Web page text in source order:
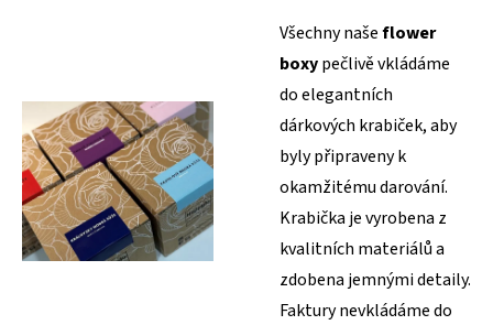
Všechny našeflower
boxypečlivě vkládáme
do elegantních
dárkových krabiček, aby
byly připraveny k
okamžitému darování.
Krabička je vyrobena z
kvalitních materiálů a
zdobena jemnými detaily.
Faktury nevkládáme do